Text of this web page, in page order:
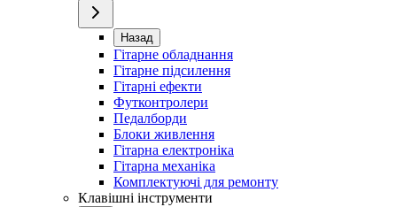
Назад
Гітарне обладнання
Гітарне підсилення
Гітарні ефекти
Футконтролери
Педалборди
Блоки живлення
Гітарна електроніка
Гітарна механіка
Комплектуючі для ремонту
Клавішні інструменти